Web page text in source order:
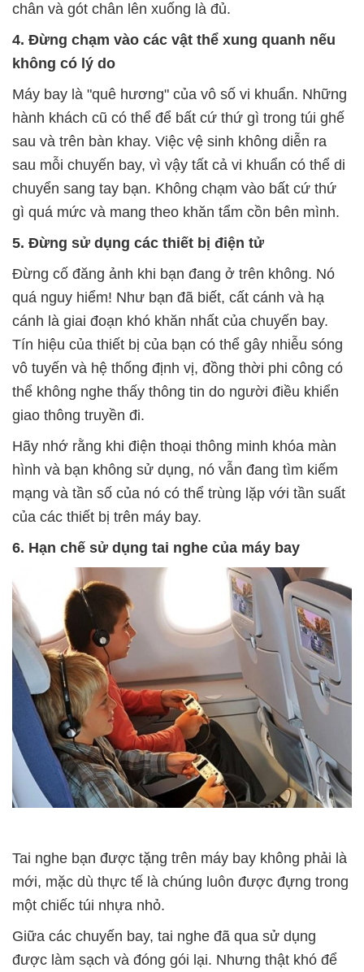
chân và gót chân lên xuống là đủ.
4. Đừng chạm vào các vật thể xung quanh nếu
không có lý do
Máy bay là "quê hương" của vô số vi khuẩn. Những
hành khách cũ có thể để bất cứ thứ gì trong túi ghế
sau và trên bàn khay. Việc vệ sinh không diễn ra
sau mỗi chuyến bay, vì vậy tất cả vi khuẩn có thể di
chuyển sang tay bạn. Không chạm vào bất cứ thứ
gì quá mức và mang theo khăn tẩm cồn bên mình.
5. Đừng sử dụng các thiết bị điện tử
Đừng cố đăng ảnh khi bạn đang ở trên không. Nó
quá nguy hiểm! Như bạn đã biết, cất cánh và hạ
cánh là giai đoạn khó khăn nhất của chuyến bay.
Tín hiệu của thiết bị của bạn có thể gây nhiễu sóng
vô tuyến và hệ thống định vị, đồng thời phi công có
thể không nghe thấy thông tin do người điều khiển
giao thông truyền đi.
Hãy nhớ rằng khi điện thoại thông minh khóa màn
hình và bạn không sử dụng, nó vẫn đang tìm kiếm
mạng và tần số của nó có thể trùng lặp với tần suất
của các thiết bị trên máy bay.
6. Hạn chế sử dụng tai nghe của máy bay
Tai nghe bạn được tặng trên máy bay không phải là
mới, mặc dù thực tế là chúng luôn được đựng trong
một chiếc túi nhựa nhỏ.
Giữa các chuyến bay, tai nghe đã qua sử dụng
được làm sạch và đóng gói lại. Nhưng thật khó để